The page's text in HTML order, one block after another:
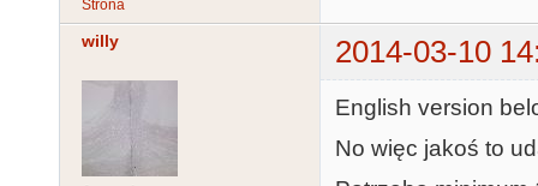
Strona
willy 2014-03-10
English version
No więc jakoś to